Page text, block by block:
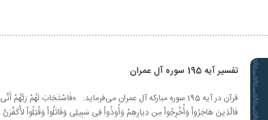
تفسیر آیه 195 سوره آل عمران
قرآن در آیه 195 سوره مبارکه آل عمران می‌فرماید: «فَاسْتَجَابَ
فَالَّذِینَ هَاجَرُواْ وَأُخْرِجُواْ مِن دِیارِهِمْ وَأُوذُواْ فِی سَبِیلِی وَقَاتَلُواْ وَقُتِلُواْ